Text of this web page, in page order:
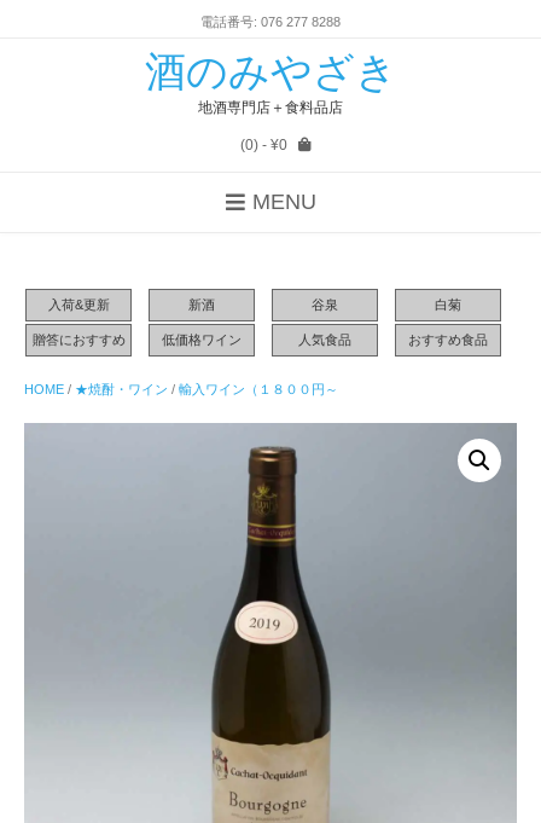
電話番号: 076 277 8288
酒のみやざき
地酒専門店＋食料品店
(0)- ¥0
MENU
入荷&更新 新酒 谷泉 白菊
贈答におすすめ 低価格ワイン 人気食品 おすすめ食品
HOME / ★焼酎・ワイン / 輸入ワイン（１８００円～